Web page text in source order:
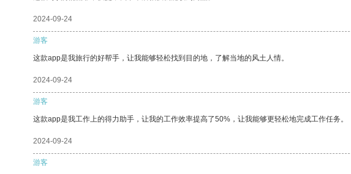
2024-09-24
游客
这款app是我旅行的好帮手，让我能够轻松找到目的地，了解当地的风土人情。
2024-09-24
游客
这款app是我工作上的得力助手，让我的工作效率提高了50%，让我能够更轻松地完成工作任务。
2024-09-24
游客